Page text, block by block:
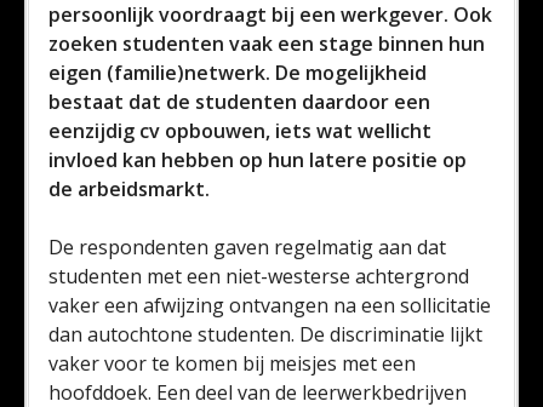
persoonlijk voordraagt bij een werkgever. Ook
zoeken studenten vaak een stage binnen hun
eigen (familie)netwerk. De mogelijkheid
bestaat dat de studenten daardoor een
eenzijdig cv opbouwen, iets wat wellicht
invloed kan hebben op hun latere positie op
de arbeidsmarkt.
De respondenten gaven regelmatig aan dat
studenten met een niet-westerse achtergrond
vaker een afwijzing ontvangen na een sollicitatie
dan autochtone studenten. De discriminatie lijkt
vaker voor te komen bij meisjes met een
hoofddoek. Een deel van de leerwerkbedrijven